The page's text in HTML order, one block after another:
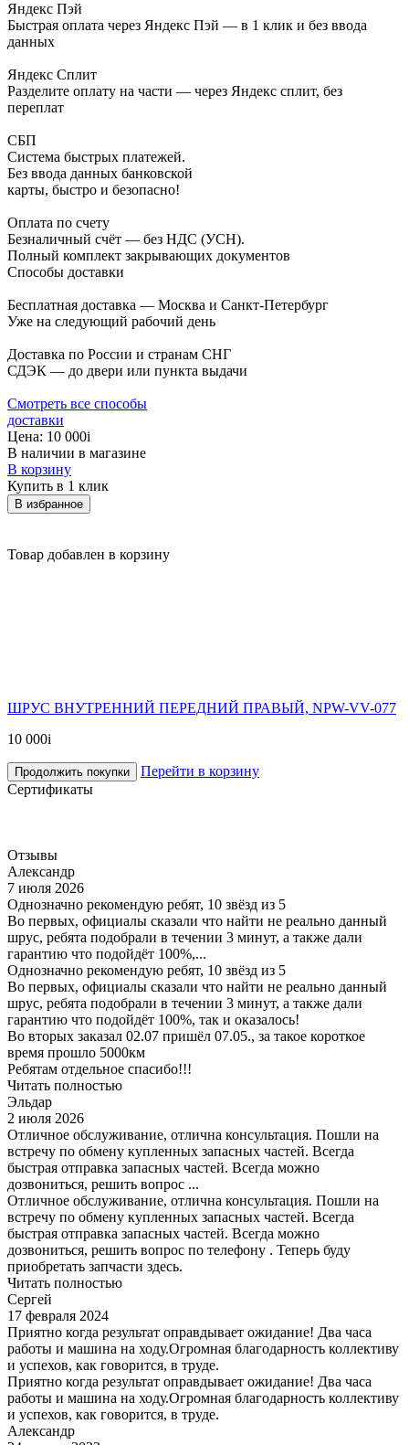
Яндекс Пэй
Быстрая оплата через Яндекс Пэй — в 1 клик и без ввода
данных
Яндекс Сплит
Разделите оплату на части — через Яндекс сплит, без
переплат
СБП
Система быстрых платежей.
Без ввода данных банковской
карты, быстро и безопасно!
Оплата по счету
Безналичный счёт — без НДС (УСН).
Полный комплект закрывающих документов
Способы доставки
Бесплатная доставка — Москва и Санкт-Петербург
Уже на следующий рабочий день
Доставка по России и странам СНГ
СДЭК — до двери или пункта выдачи
Смотреть все способы
доставки
Цена: 10 000i
В наличии в магазине
В корзину
Купить в 1 клик
В избранное
Товар добавлен в корзину
ШРУС ВНУТРЕННИЙ ПЕРЕДНИЙ ПРАВЫЙ, NPW-VV-077
10 000i
Продолжить покупки
Перейти в корзину
Сертификаты
Отзывы
Александр
7 июля 2026
Однозначно рекомендую ребят, 10 звёзд из 5
Во первых, официалы сказали что найти не реально данный
шрус, ребята подобрали в течении 3 минут, а также дали
гарантию что подойдёт 100%,...
Однозначно рекомендую ребят, 10 звёзд из 5
Во первых, официалы сказали что найти не реально данный
шрус, ребята подобрали в течении 3 минут, а также дали
гарантию что подойдёт 100%, так и оказалось!
Во вторых заказал 02.07 пришёл 07.05., за такое короткое
время прошло 5000км
Ребятам отдельное спасибо!!!
Читать полностью
Эльдар
2 июля 2026
Отличное обслуживание, отлична консультация. Пошли на
встречу по обмену купленных запасных частей. Всегда
быстрая отправка запасных частей. Всегда можно
дозвониться, решить вопрос ...
Отличное обслуживание, отлична консультация. Пошли на
встречу по обмену купленных запасных частей. Всегда
быстрая отправка запасных частей. Всегда можно
дозвониться, решить вопрос по телефону . Теперь буду
приобретать запчасти здесь.
Читать полностью
Сергей
17 февраля 2024
Приятно когда результат оправдывает ожидание! Два часа
работы и машина на ходу.Огромная благодарность коллективу
и успехов, как говорится, в труде.
Приятно когда результат оправдывает ожидание! Два часа
работы и машина на ходу.Огромная благодарность коллективу
и успехов, как говорится, в труде.
Александр